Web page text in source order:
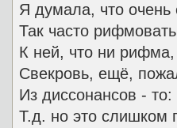
Я думала, что очень
Так часто
К ней, что ни рифма,
Свекровь, ещё,
Из диссонансов - то:
Т.д. но это слишком